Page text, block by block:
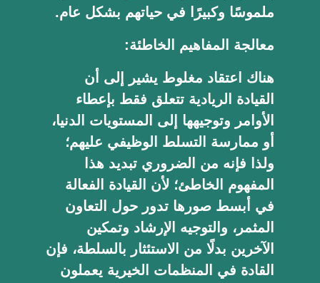
ملموسًا وكبيرًا في حياتهم بشكل عام.
معالجة المفاهيم الخاطئة:
هناك اعتقاد مغلوط يشير إلى أن
القيادة الريادية تتعلق فقط بإعطاء
الأوامر وتوجيهها إلى المستويات الدنيا،
أو ممارسة التسلط الوظيفي عليهم؛
ولذا فإنه من الضروري تبديد هذا
المفهوم الخاطئ؛ لأن القيادة الفعالة
في أبسط صورها تدور حول التعاون
المثمر، والتوجيه الإرشاد وتمكين
الآخرين بدلًا من الاستئثار بالسلطة، فإن
القادة في المنظمات الخيرية يعملون